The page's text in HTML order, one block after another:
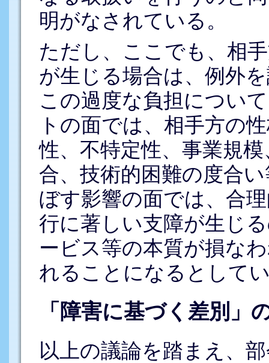
明がなされている。
ただし、ここでも、相
が生じる場合は、例外
この過度な負担につい
トの面では、相手方の
性、不特定性、事業規
合、技術的困難の度合
ぼす影響の面では、合
行に著しい支障が生じ
ービス等の本質が損な
れることになるとして
「障害に基づく差別」
以上の議論を踏まえ、